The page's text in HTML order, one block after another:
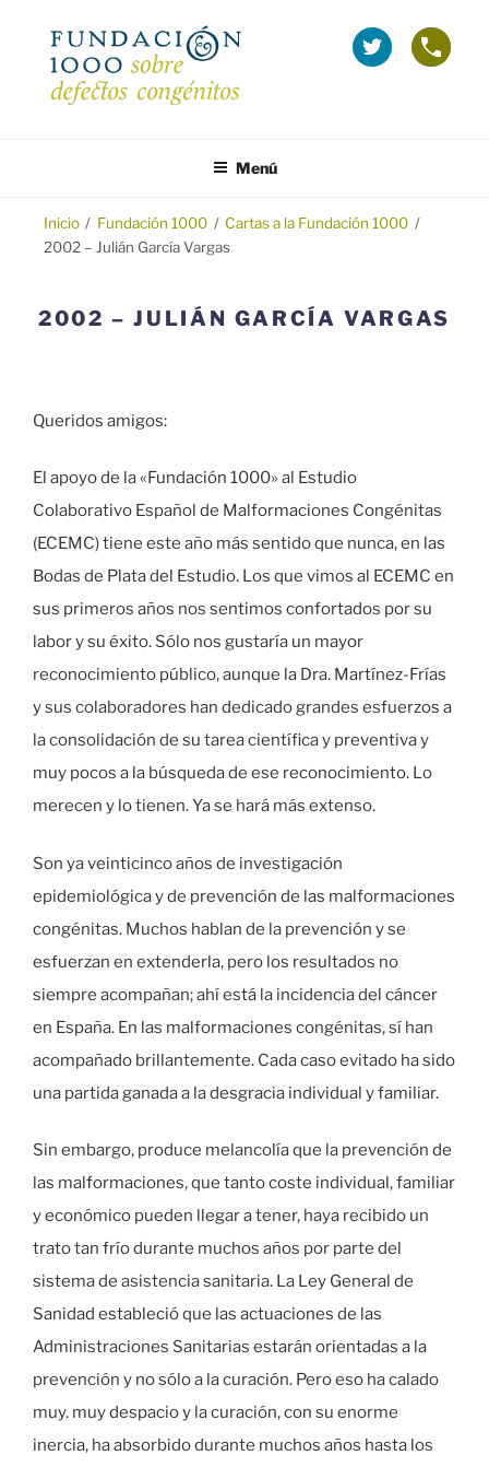
contenido
La
Fundación
en
Menú
Inicio / Fundación 1000 / Cartas a la Fundación 1000 /
2002 – Julián García Vargas
2002 – JULIÁN GARCÍA VARGAS
Queridos amigos:
El apoyo de la «Fundación 1000» al Estudio
Colaborativo Español de Malformaciones Congénitas
(ECEMC) tiene este año más sentido que nunca, en las
Bodas de Plata del Estudio. Los que vimos al ECEMC en
sus primeros años nos sentimos confortados por su
labor y su éxito. Sólo nos gustaría un mayor
reconocimiento público, aunque la Dra. Martínez-Frías
y sus colaboradores han dedicado grandes esfuerzos a
la consolidación de su tarea científica y preventiva y
muy pocos a la búsqueda de ese reconocimiento. Lo
merecen y lo tienen. Ya se hará más extenso.
Son ya veinticinco años de investigación
epidemiológica y de prevención de las malformaciones
congénitas. Muchos hablan de la prevención y se
esfuerzan en extenderla, pero los resultados no
siempre acompañan; ahí está la incidencia del cáncer
en España. En las malformaciones congénitas, sí han
acompañado brillantemente. Cada caso evitado ha sido
una partida ganada a la desgracia individual y familiar.
Sin embargo, produce melancolía que la prevención de
las malformaciones, que tanto coste individual, familiar
y económico pueden llegar a tener, haya recibido un
trato tan frío durante muchos años por parte del
sistema de asistencia sanitaria. La Ley General de
Sanidad estableció que las actuaciones de las
Administraciones Sanitarias estarán orientadas a la
prevención y no sólo a la curación. Pero eso ha calado
muy. muy despacio y la curación, con su enorme
inercia, ha absorbido durante muchos años hasta los